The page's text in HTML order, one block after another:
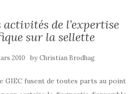
activités de l’expertise
sur la sellette
2010 byChristian Brodhag
GIEC fusent de toutes parts au point